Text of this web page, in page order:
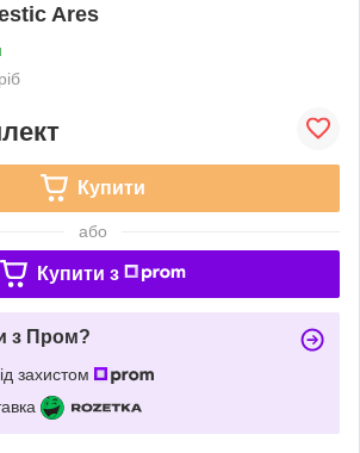
Ares
Купити
або
Купити з
з Пром?
захистом